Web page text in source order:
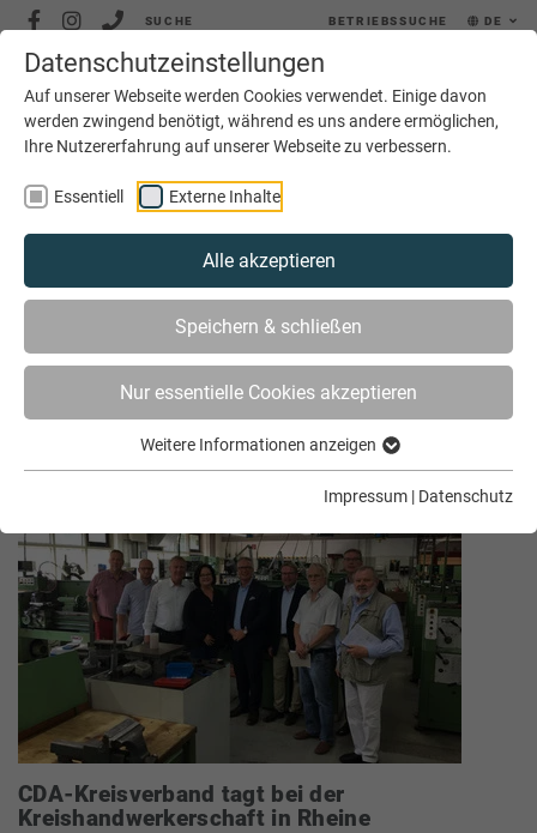
Datenschutzeinstellungen
Auf unserer Webseite werden Cookies verwendet. Einige davon
werden zwingend benötigt, während es uns andere ermöglichen,
Ihre Nutzererfahrung auf unserer Webseite zu verbessern.
Essentiell Externe Inhalte
Alle akzeptieren
Speichern & schließen
Nur essentielle Cookies akzeptieren
Weitere Informationen anzeigen
Impressum | Datenschutz
SUCHE BETRIEBSSUCHE DE
MENÜ
AKTUELLES ARCHIV
Archiv August 2018
CDA-Kreisverband tagt bei der
Kreishandwerkerschaft in Rheine